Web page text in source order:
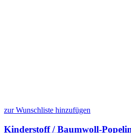
zur Wunschliste hinzufügen
Kinderstoff / Baumwoll-